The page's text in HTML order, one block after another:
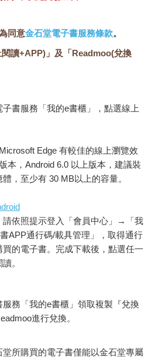
同意金石堂電子書服務條款。
讀+APP)」及「Readmoo(兌換
書服務「我的e書櫃」，點選線上
Edge 有較佳的線上瀏覽效
本，Android 6.0 以上版本，建議裝
，至少有 30 MB以上的容量。
請依照提示登入「會員中心」→「我
APP通行碼/載具管理」，取得通行
的電子書。完成下載後，點選任一
。
務「我的e書櫃」領取複製『兌換
進行兌換。
所購買的電子書僅能以金石堂專屬